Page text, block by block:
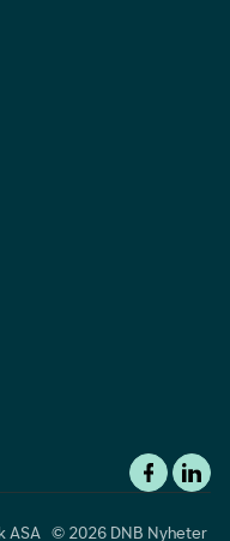
ASA © 2026 DNB Nyheter